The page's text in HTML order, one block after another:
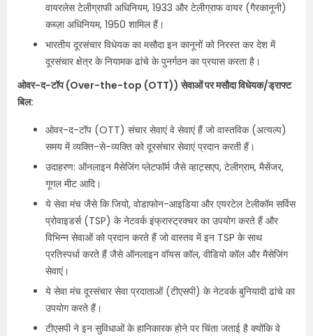
वायरलेस टेलीग्राफी अधिनियम, 1933 और टेलीग्राफ वायर (गैरकानूनी)
कब्ज़ा अधिनियम, 1950 शामिल हैं।
भारतीय दूरसंचार विधेयक का मसौदा इन कानूनों को निरस्त कर देश में
दूरसंचार क्षेत्र के नियामक ढांचे के पुनर्गठन का प्रयास करता है।
ओवर-द-टॉप (Over-the-top (OTT)) सेवाओं पर मसौदा विधेयक/ड्राफ्ट
बिल:
ओवर-द-टॉप (OTT) संचार सेवाएं वे सेवाएं हैं जो वास्तविक (अत्‍यल्‍प)
समय में व्यक्ति-से-व्यक्ति को दूरसंचार सेवाएं प्रदान करती हैं।
उदाहरण: ऑनलाइन मैसेजिंग प्लेटफॉर्म जैसे व्हाट्सएप, टेलीग्राम, मैसेंजर,
गूगल मीट आदि।
ये सेवा मंच जैसे कि जियो, वोडाफोन-आइडिया और एयरटेल टेलीकॉम सर्विस
प्रोवाइडर्स (TSP) के नेटवर्क इंफ्रास्ट्रक्चर का उपयोग करते हैं और
विभिन्न सेवाओं को प्रदान करते हैं जो वास्तव में इन TSP के साथ
प्रतिस्पर्धा करते हैं जैसे ऑनलाइन वॉयस कॉल, वीडियो कॉल और मैसेजिंग
सेवाएं।
ये सेवा मंच दूरसंचार सेवा प्रदाताओं (टीएसपी) के नेटवर्क बुनियादी ढांचे का
उपयोग करते हैं।
टीएसपी ने इन सुविधाओं के हानिकारक होने पर चिंता जताई है क्योंकि वे